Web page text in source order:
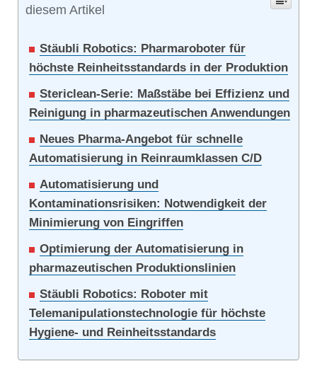
diesem Artikel
Stäubli Robotics: Pharmaroboter für
höchste Reinheitsstandards in der Produktion
Stericlean-Serie: Maßstäbe bei Effizienz und
Reinigung in pharmazeutischen Anwendungen
Neues Pharma-Angebot für schnelle
Automatisierung in Reinraumklassen C/D
Automatisierung und
Kontaminationsrisiken: Notwendigkeit der
Minimierung von Eingriffen
Optimierung der Automatisierung in
pharmazeutischen Produktionslinien
Stäubli Robotics: Roboter mit
Telemanipulationstechnologie für höchste
Hygiene- und Reinheitsstandards